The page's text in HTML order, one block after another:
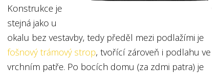
Konstrukce je
stejná jako u
okalu bez vestavby, tedy předěl mezi podlažími je
fošnový trámový strop, tvořící zároveň i podlahu ve
vrchním patře. Po bocích domu (za zdmi patra) je